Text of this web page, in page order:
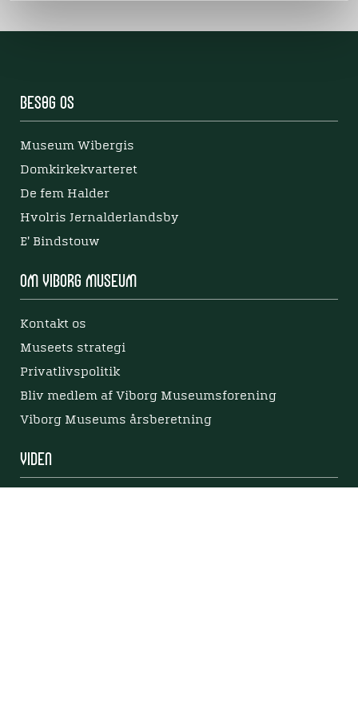
Besøg os
Museum Wibergis
Domkirkekvarteret
De fem Halder
Hvolris Jernalderlandsby
E' Bindstouw
Om Viborg Museum
Kontakt os
Museets strategi
Privatlivspolitik
Bliv medlem af Viborg Museumsforening
Viborg Museums årsberetning
Viden